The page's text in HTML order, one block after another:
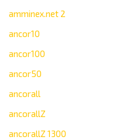
amminex.net 2
ancor10
ancor100
ancor50
ancorall
ancorallZ
ancorallZ 1300